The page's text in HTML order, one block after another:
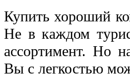
Купить хороший
Не в каждом
ассортимент. Но
Вы с легкостью